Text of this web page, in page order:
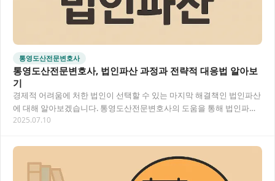
통영도산전문변호사
통영도산전문변호사, 법인파산 과정과 전략적 대응법 알아보
기
경제적 어려움에 처한 법인이 선택할 수 있는 마지막 해결책인 법인파산
에 대해 알아보겠습니다. 통영도산전문변호사의 도움을 통해 법인파산
절차를 효율적으로 진행하고 채무자의 권리를 보…
2025.07.10